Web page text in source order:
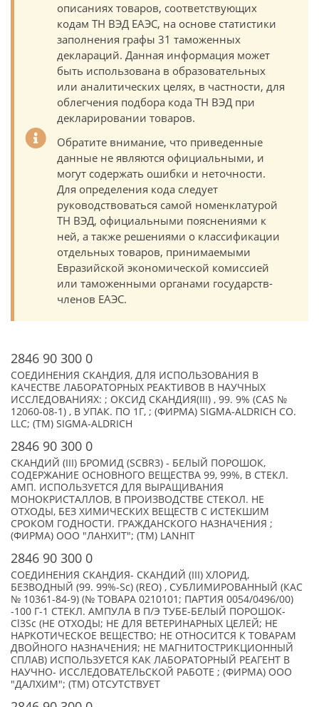
описаниях товаров, соответствующих
кодам ТН ВЭД ЕАЭС, на основе статистики
заполнения графы 31 таможенных
деклараций. Данная информация может
быть использована в образовательных
или аналитических целях, в частности, для
облегчения подбора кода ТН ВЭД при
декларировании товаров.
Обратите внимание, что приведенные
данные не являются официальными, и
могут содержать ошибки и неточности.
Для определения кода следует
руководствоваться самой номенклатурой
ТН ВЭД, официальными пояснениями к
ней, а также решениями о классификации
отдельных товаров, принимаемыми
Евразийской экономической комиссией
или таможенными органами государств-
членов ЕАЭС.
2846 90 300 0
СОЕДИНЕНИЯ СКАНДИЯ, ДЛЯ ИСПОЛЬЗОВАНИЯ В
КАЧЕСТВЕ ЛАБОРАТОРНЫХ РЕАКТИВОВ В НАУЧНЫХ
ИССЛЕДОВАНИЯХ: ; ОКСИД СКАНДИЯ(III) , 99. 9% (CAS №
12060-08-1) , В УПАК. ПО 1Г, ; (ФИРМА) SIGMA-ALDRICH CO.
LLC; (TM) SIGMA-ALDRICH
2846 90 300 0
СКАНДИЙ (III) БРОМИД (SCBR3) - БЕЛЫЙ ПОРОШОК,
СОДЕРЖАНИЕ ОСНОВНОГО ВЕЩЕСТВА 99, 99%, В СТЕКЛ.
АМП. ИСПОЛЬЗУЕТСЯ ДЛЯ ВЫРАЩИВАНИЯ
МОНОКРИСТАЛЛОВ, В ПРОИЗВОДСТВЕ СТЕКОЛ. НЕ
ОТХОДЫ, БЕЗ ХИМИЧЕСКИХ ВЕЩЕСТВ С ИСТЕКШИМ
СРОКОМ ГОДНОСТИ. ГРАЖДАНСКОГО НАЗНАЧЕНИЯ ;
(ФИРМА) ООО "ЛАНХИТ"; (TM) LANHIT
2846 90 300 0
СОЕДИНЕНИЯ СКАНДИЯ- СКАНДИЙ (III) ХЛОРИД,
БЕЗВОДНЫЙ (99. 99%-Sc) (REO) , СУБЛИМИРОВАННЫЙ (КАС
№ 10361-84-9) (№ ТОВАРА 0210101; ПАРТИЯ 0054/0496/00)
-100 Г-1 СТЕКЛ. АМПУЛА В П/Э ТУБЕ-БЕЛЫЙ ПОРОШОК-
Cl3Sc (НЕ ОТХОДЫ; НЕ ДЛЯ ВЕТЕРИНАРНЫХ ЦЕЛЕЙ; НЕ
НАРКОТИЧЕСКОЕ ВЕЩЕСТВО; НЕ ОТНОСИТСЯ К ТОВАРАМ
ДВОЙНОГО НАЗНАЧЕНИЯ; НЕ МАГНИТОСТРИКЦИОННЫЙ
СПЛАВ) ИСПОЛЬЗУЕТСЯ КАК ЛАБОРАТОРНЫЙ РЕАГЕНТ В
НАУЧНО- ИССЛЕДОВАТЕЛЬСКОЙ РАБОТЕ ; (ФИРМА) ООО
"ДАЛХИМ"; (TM) ОТСУТСТВУЕТ